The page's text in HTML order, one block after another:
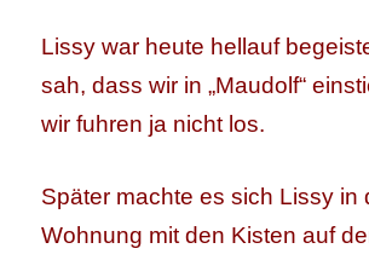
Lissy war heute hellauf
sah, dass wir in „Maudolf“
wir fuhren ja nicht los.
Später machte es sich Lissy in
Wohnung mit den Kisten auf